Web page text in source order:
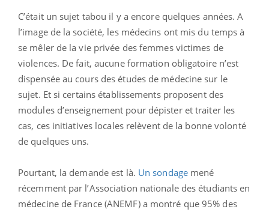
C’était un sujet tabou il y a encore quelques années. A
l’image de la société, les médecins ont mis du temps à
se mêler de la vie privée des femmes victimes de
violences. De fait, aucune formation obligatoire n’est
dispensée au cours des études de médecine sur le
sujet. Et si certains établissements proposent des
modules d’enseignement pour dépister et traiter les
cas, ces initiatives locales relèvent de la bonne volonté
de quelques uns.
Pourtant, la demande est là. Un sondagemené
récemment par l’Association nationale des étudiants en
médecine de France (ANEMF) a montré que 95% des